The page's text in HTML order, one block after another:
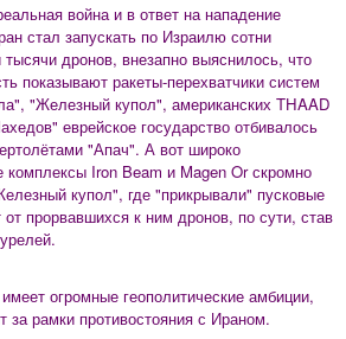
война и в ответ на нападение
стал запускать по Израилю сотни
тысячи дронов, внезапно выяснилось, что
показывают ракеты-перехватчики систем
"Железный купол", американских THAAD
еврейское государство отбивалось
"Апач". А вот широко
комплексы Iron Beam и Magen Or скромно
купол", где "прикрывали" пусковые
от прорвавшихся к ним дронов, по сути, став
огромные геополитические амбиции,
за рамки противостояния с Ираном.